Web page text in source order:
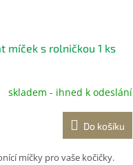
míček s rolničkou 1 ks
skladem - ihned k odeslání
Do košíku
míčky pro vaše kočičky.